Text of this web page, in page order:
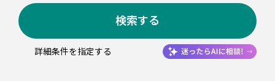
検索する
詳細条件を指定する